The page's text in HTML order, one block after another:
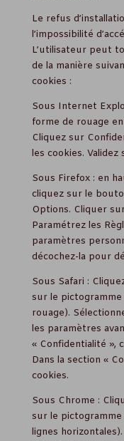
Le refus
l’impossibilité
L’utilisateur peut
de la manière
cookies :
Sous Internet
forme de rouage
Cliquez sur
les cookies. Validez
Sous Firefox : en
cliquez sur le
Options. Cliquer
Paramétrez les
paramètres
décochez-la pour
Sous Safari :
sur le
rouage).
les paramètres
« Confidentialité »,
Dans la section «
cookies.
Sous Chrome :
sur le
lignes